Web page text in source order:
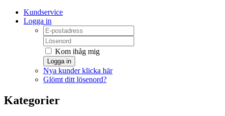
Kundservice
Logga in
Kom ihåg mig
Logga in
Nya kunder klicka här
Glömt ditt lösenord?
Kategorier